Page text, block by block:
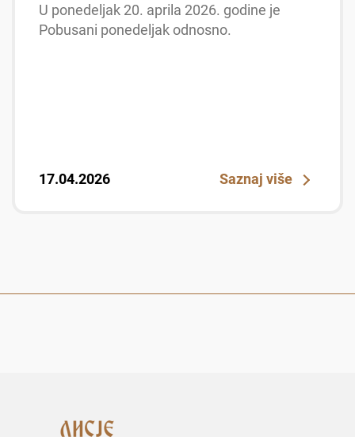
U ponedeljak 20. aprila 2026. godine je
Pobusani ponedeljak odnosno.
17.04.2026 Saznaj više